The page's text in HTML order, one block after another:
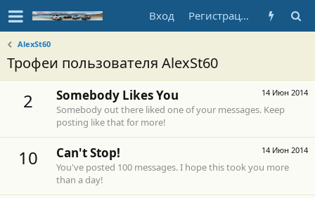
Вход Регистрация
AlexSt60
Трофеи пользователя AlexSt60
2 14 Июн 2014
Somebody Likes You
Somebody out there liked one of your messages. Keep
posting like that for more!
10 14 Июн 2014
Can't Stop!
You've posted 100 messages. I hope this took you more
than a day!